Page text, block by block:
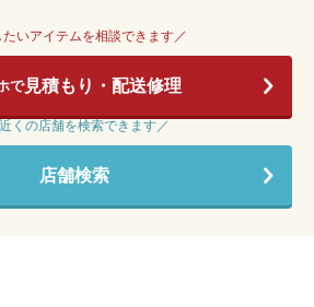
たいアイテムを相談できます／
で見積もり・配送修理
くの店舗を検索できます／
店舗検索